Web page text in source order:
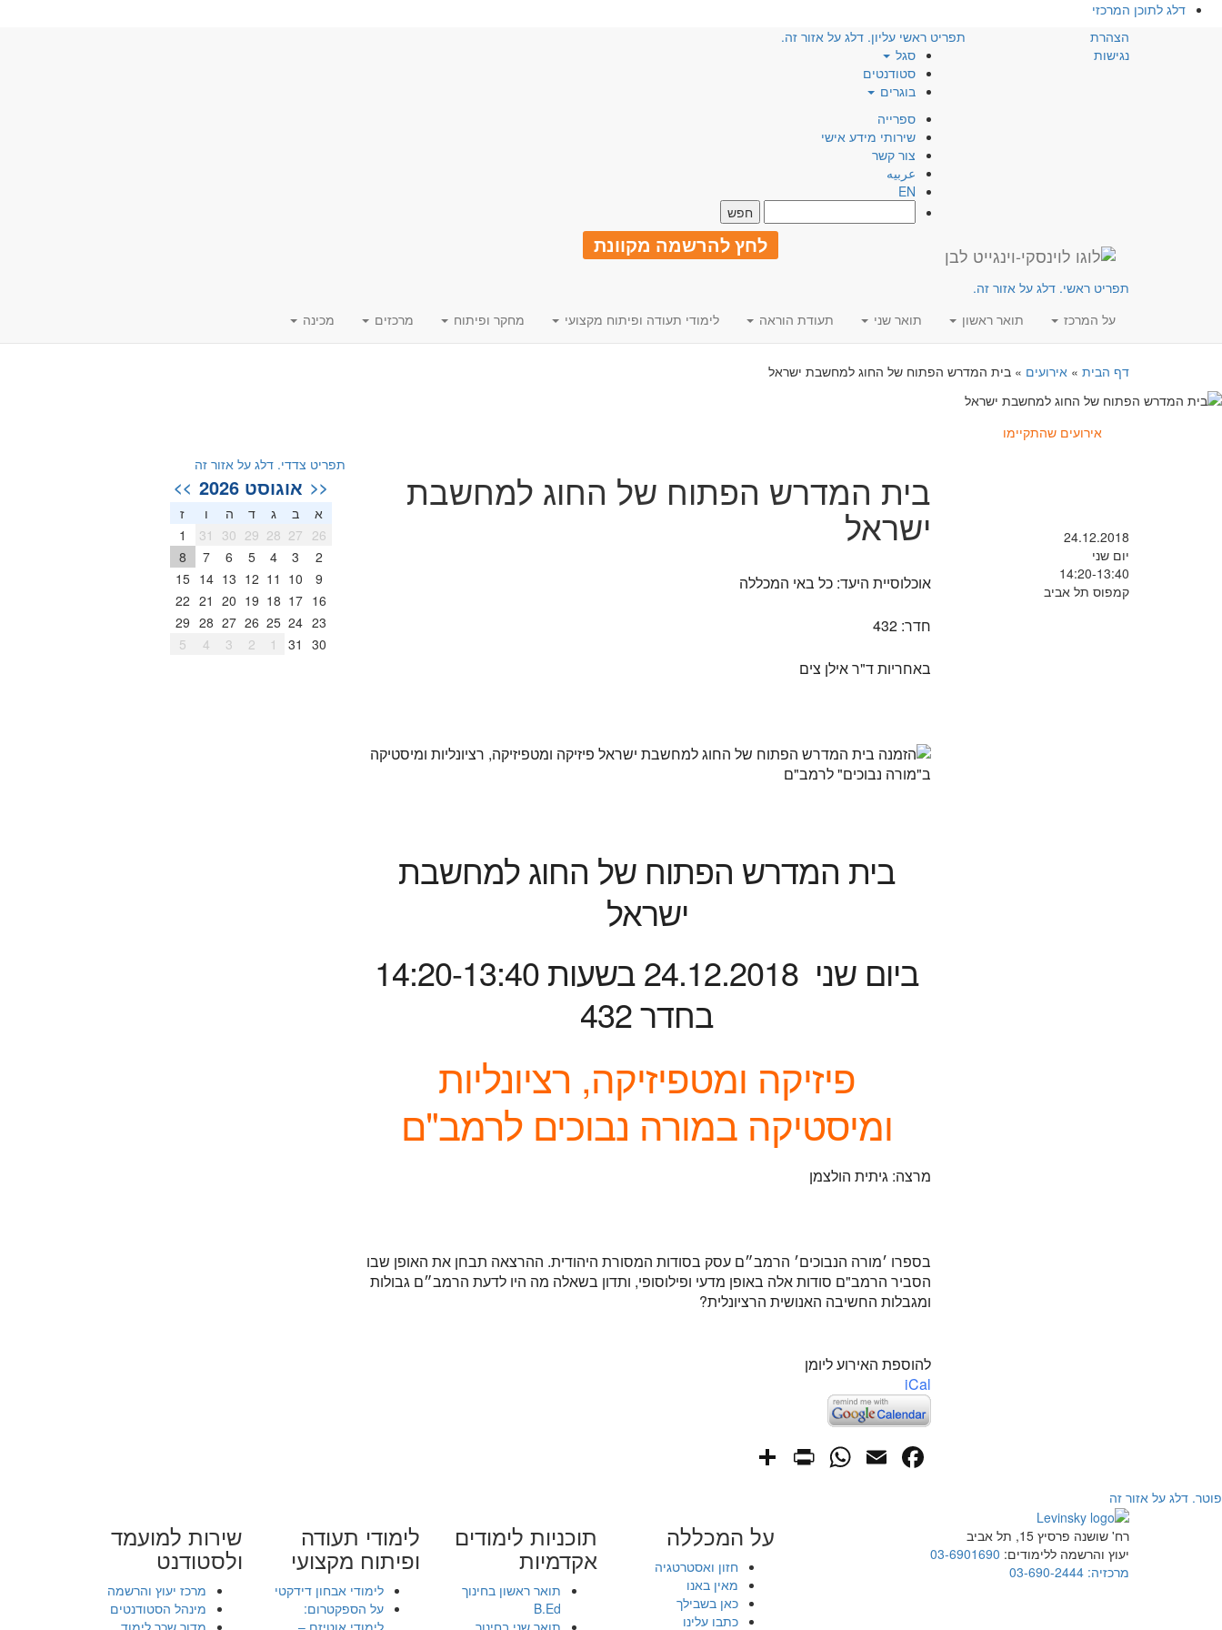
דלג לתוכן המרכזי
הצהרת
נגישות
תפריט ראשי עליון. דלג על אזור זה.
סגל
סטודנטים
בוגרים
ספרייה
שירותי מידע אישי
צור קשר
عربيه
EN
לחץ להרשמה מקוונת
תפריט ראשי. דלג על אזור זה.
על המרכז
תואר ראשון תואר שני תעודת הוראה לימודי תעודה ופיתוח מקצועי מחקר ופיתוח מרכזים מכינה
דף הבית » אירועים » בית המדרש הפתוח של החוג למחשבת ישראל
אירועים שהתקיימו
24.12.2018
יום שני
14:20-13:40
קמפוס תל אביב
בית המדרש הפתוח של החוג למחשבת
ישראל
אוכלוסיית היעד: כל באי המכללה
חדר: 432
באחריות ד"ר אילן צים
בית המדרש הפתוח של החוג למחשבת
ישראל
ביום שני 24.12.2018 בשעות 14:20-13:40
בחדר 432
פיזיקה ומטפיזיקה, רציונליות
ומיסטיקה במורה נבוכים לרמב"ם
מרצה: גיתית הולצמן
בספרו ׳מורה הנבוכים׳ הרמב״ם עסק בסודות המסורת היהודית. ההרצאה תבחן את האופן שבו
הסביר הרמב"ם סודות אלה באופן מדעי ופילוסופי, ותדון בשאלה מה היו לדעת הרמב״ם גבולות
ומגבלות החשיבה האנושית הרציונלית?
להוספת האירוע ליומן
iCal
Facebook
Email
WhatsApp
PrintFriendly
תפריט צדדי. דלג על אזור זה
<< אוגוסט 2026 >>
א ב ג ד ה ו
ז
26
27
28
29
30
31
1
2
3
4
5
6
7
8
9
10
11
12
13
14
15
16
17
18
19
20
21
22
23
24
25
26
27
28
29
30
31
1
2
3
4
5
פוטר. דלג על אזור זה
רח' שושנה פרסיץ 15, תל אביב
יעוץ והרשמה ללימודים: 03-6901690
מרכזיה: 03-690-2444
על המכללה
חזון ואסטרטגיה
מאין באנו
כאן בשבילך
כתבו עלינו
תוכניות לימודים
אקדמיות
תואר ראשון בחינוך
B.Ed
לימודי תעודה
ופיתוח מקצועי
לימודי אבחון דידקטי
על הספקטרום:
שירות למועמד
ולסטודנט
מרכז יעוץ והרשמה
מינהל הסטודנטים